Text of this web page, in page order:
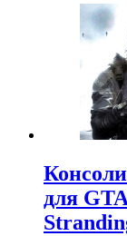
для